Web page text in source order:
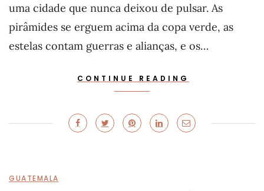
uma cidade que nunca deixou de pulsar. As
pirâmides se erguem acima da copa verde, as
estelas contam guerras e alianças, e os…
CONTINUE READING
GUATEMALA